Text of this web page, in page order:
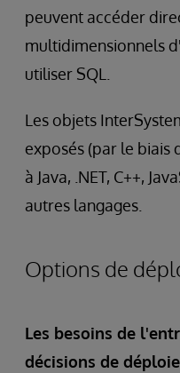
peuvent accéder
multidimensionnels
utiliser SQL.
Les objets
exposés (par le biais
à Java, .NET, C++,
autres langages.
Options de
Les besoins de
décisions de